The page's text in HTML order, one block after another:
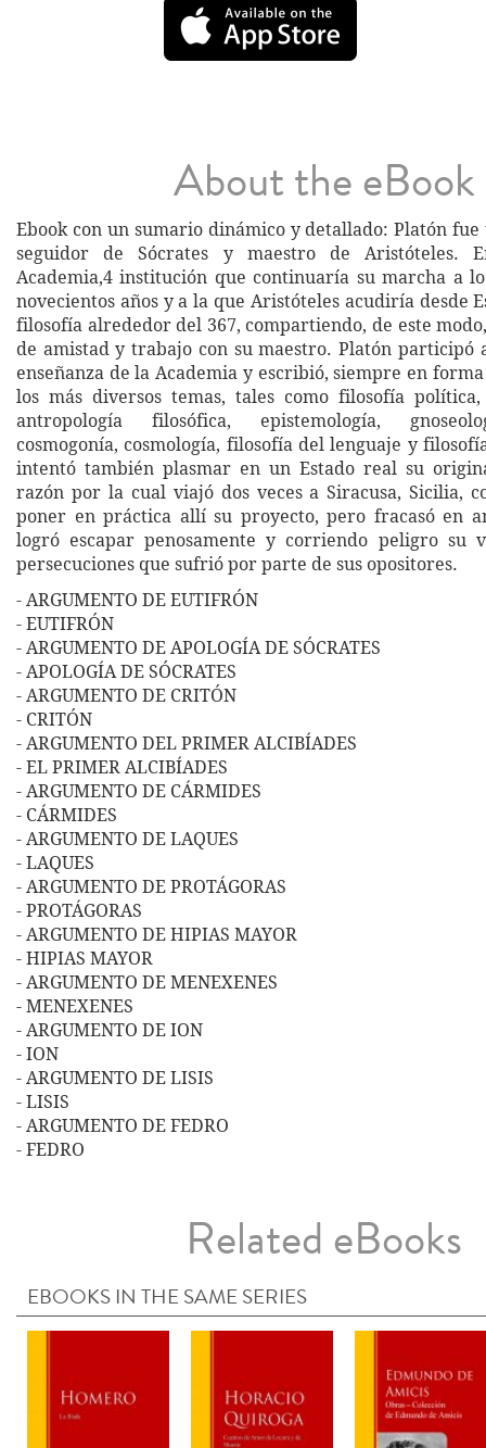
About the eBook
Ebook con un sumario dinámico y detallado: Platón
seguidor de Sócrates y maestro de Aristóteles.
Academia,4 institución que continuaría su marcha a
novecientos años y a la que Aristóteles acudiría desde
filosofía alrededor del 367, compartiendo, de este
de amistad y trabajo con su maestro. Platón participó
enseñanza de la Academia y escribió, siempre en
los más diversos temas, tales como filosofía política,
antropología filosófica, epistemología,
cosmogonía, cosmología, filosofía del lenguaje y
intentó también plasmar en un Estado real su
razón por la cual viajó dos veces a Siracusa, Sicilia,
poner en práctica allí su proyecto, pero fracasó en
logró escapar penosamente y corriendo peligro su
persecuciones que sufrió por parte de sus opositores.
- ARGUMENTO DE EUTIFRÓN
- EUTIFRÓN
- ARGUMENTO DE APOLOGÍA DE SÓCRATES
- APOLOGÍA DE SÓCRATES
- ARGUMENTO DE CRITÓN
- CRITÓN
- ARGUMENTO DEL PRIMER ALCIBÍADES
- EL PRIMER ALCIBÍADES
- ARGUMENTO DE CÁRMIDES
- CÁRMIDES
- ARGUMENTO DE LAQUES
- LAQUES
- ARGUMENTO DE PROTÁGORAS
- PROTÁGORAS
- ARGUMENTO DE HIPIAS MAYOR
- HIPIAS MAYOR
- ARGUMENTO DE MENEXENES
- MENEXENES
- ARGUMENTO DE ION
- ION
- ARGUMENTO DE LISIS
- LISIS
- ARGUMENTO DE FEDRO
- FEDRO
Related eBooks
EBOOKS IN THE SAME SERIES